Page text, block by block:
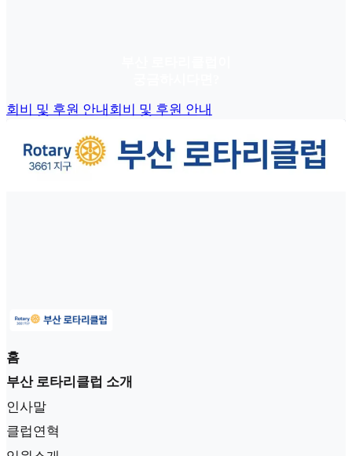
회비 및 후원 안내회비 및 후원 안내
홈
부산 로타리클럽 소개
인사말
클럽연혁